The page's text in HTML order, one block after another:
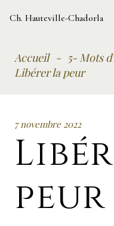
Ch. Hauteville-Chadorla
Accueil - 5- Mots
Libérer la peur
7 novembre 2022
peur